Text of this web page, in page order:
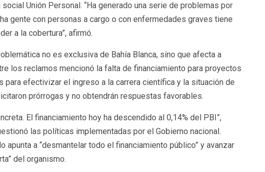
Unión Personal. “Ha generado una serie de problemas por
gente con personas a cargo o con enfermedades graves tiene
a la cobertura”, afirmó.
no es exclusiva de Bahía Blanca, sino que afecta a
los reclamos mencionó la falta de financiamiento para proyectos
efectivizar el ingreso a la carrera científica y la situación de
prórrogas y no obtendrán respuestas favorables.
El financiamiento hoy ha descendido al 0,14% del PBI”,
las políticas implementadas por el Gobierno nacional.
apunta a “desmantelar todo el financiamiento público” y avanzar
del organismo.